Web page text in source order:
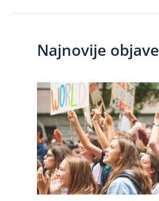
Najnovije objave